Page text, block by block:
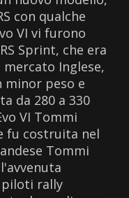
con qualche
VI vi furono
Sprint, che era
Inglese,
minor peso e
da 280 a 330
VI Tommi
fu costruita nel
Tommi
rally